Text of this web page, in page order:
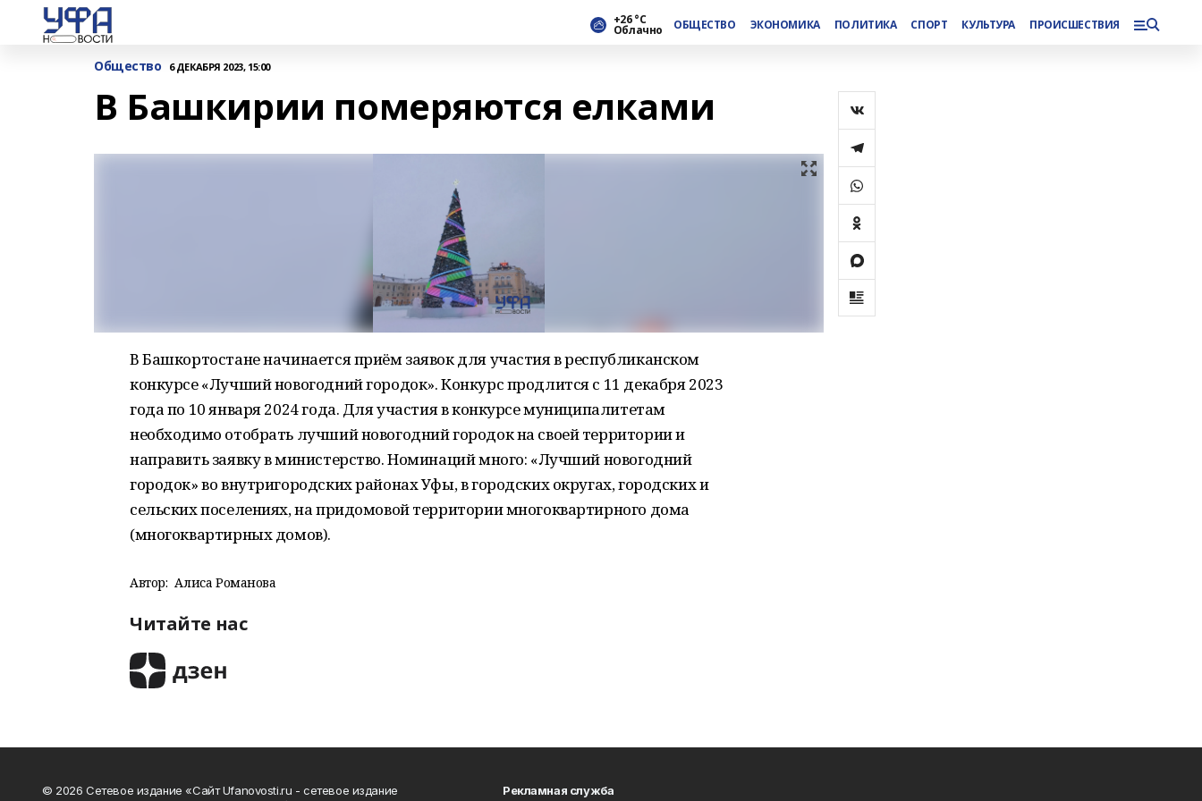
+26 °С
Облачно ОБЩЕСТВО ЭКОНОМИКА ПОЛИТИКА СПОРТ КУЛЬТУРА ПРОИСШЕСТВИЯ
Общество 6 ДЕКАБРЯ 2023, 15:00
В Башкирии померяются елками
В Башкортостане начинается приём заявок для участия в республиканском
конкурсе «Лучший новогодний городок». Конкурс продлится с 11 декабря 2023
года по 10 января 2024 года. Для участия в конкурсе муниципалитетам
необходимо отобрать лучший новогодний городок на своей территории и
направить заявку в министерство. Номинаций много: «Лучший новогодний
городок» во внутригородских районах Уфы, в городских округах, городских и
сельских поселениях, на придомовой территории многоквартирного дома
(многоквартирных домов).
Автор: Алиса Романова
Читайте нас
© 2026 Сетевое издание «Сайт Ufanovosti.ru - сетевое издание
Рекламная служба